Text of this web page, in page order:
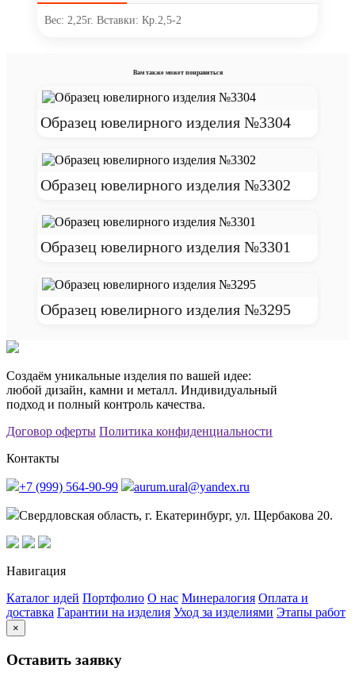
Вес: 2,25г. Вставки: Кр.2,5-2
Вам также может понравиться
Образец ювелирного изделия №3304
Образец ювелирного изделия №3302
Образец ювелирного изделия №3301
Образец ювелирного изделия №3295
Создаём уникальные изделия по вашей идее:
любой дизайн, камни и металл. Индивидуальный
подход и полный контроль качества.
Договор оферты Политика конфиденциальности
Контакты
+7 (999) 564-90-99 aurum.ural@yandex.ru
Свердловская область, г. Екатеринбург, ул. Щербакова 20.
Навигация
Каталог идей Портфолио О нас Минералогия Оплата и
доставка Гарантии на изделия Уход за изделиями Этапы работ
×
Оставить заявку